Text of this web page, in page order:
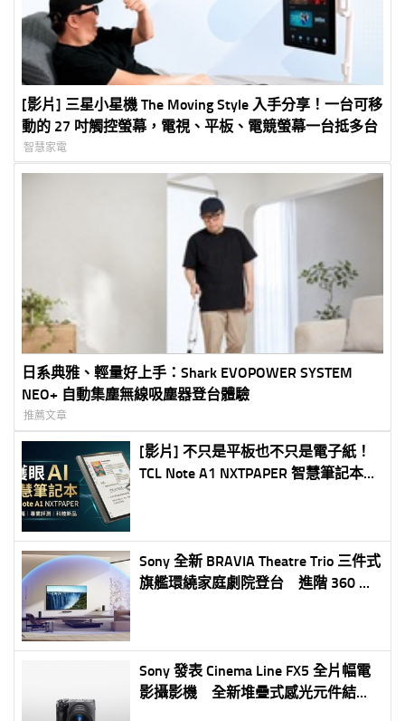
[影片] 三星小星機 The Moving Style 入手分享！一台可移
動的 27 吋觸控螢幕，電視、平板、電競螢幕一台抵多台
智慧家電
日系典雅、輕量好上手：Shark EVOPOWER SYSTEM
NEO+ 自動集塵無線吸塵器登台體驗
推薦文章
[影片] 不只是平板也不只是電子紙！
TCL Note A1 NXTPAPER 智慧筆記本超
Sony 全新 BRAVIA Theatre Trio 三件式
旗艦環繞家庭劇院登台 進階 360 空
Sony 發表 Cinema Line FX5 全片幅電
影攝影機 全新堆疊式感光元件結合